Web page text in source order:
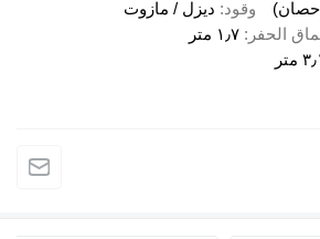
وقود ديزل / مازوت
الحفر
١٫٧ متر